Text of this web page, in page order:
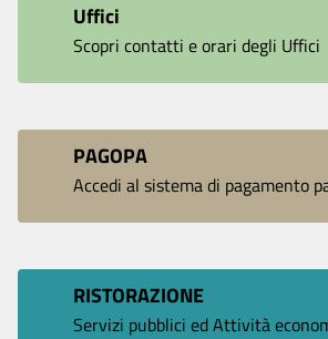
Uffici
Scopri contatti e orari degli Uffici
PAGOPA
Accedi al sistema di pagamento
RISTORAZIONE
Servizi pubblici ed Attività